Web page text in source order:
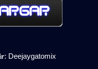
Deejaygatomix